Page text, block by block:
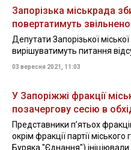
Запорізька міськрада
повертатимуть
Депутати Запорізької
вирішуватимуть питання
03 вересня 2021, 11:03
У Запоріжжі фракції
позачергову сесію в
Представники п’ятьох
окрім фракції партії
Буряка "Єднання")